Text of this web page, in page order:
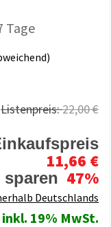
Tage
Listenpreis:22,00 €
11,66 €
sparen 47%
Deutschlands
19% MwSt.